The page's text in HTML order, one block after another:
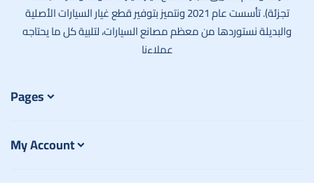
تجزئة). تأسست عام 2021 ونتميز بتوفير قطع غيار السيارات الأصلية
والبديلة نستوردها من معظم مصانع السيارات، لتلبية كل ما يحتاجه
عملاءنا
Pages
My Account